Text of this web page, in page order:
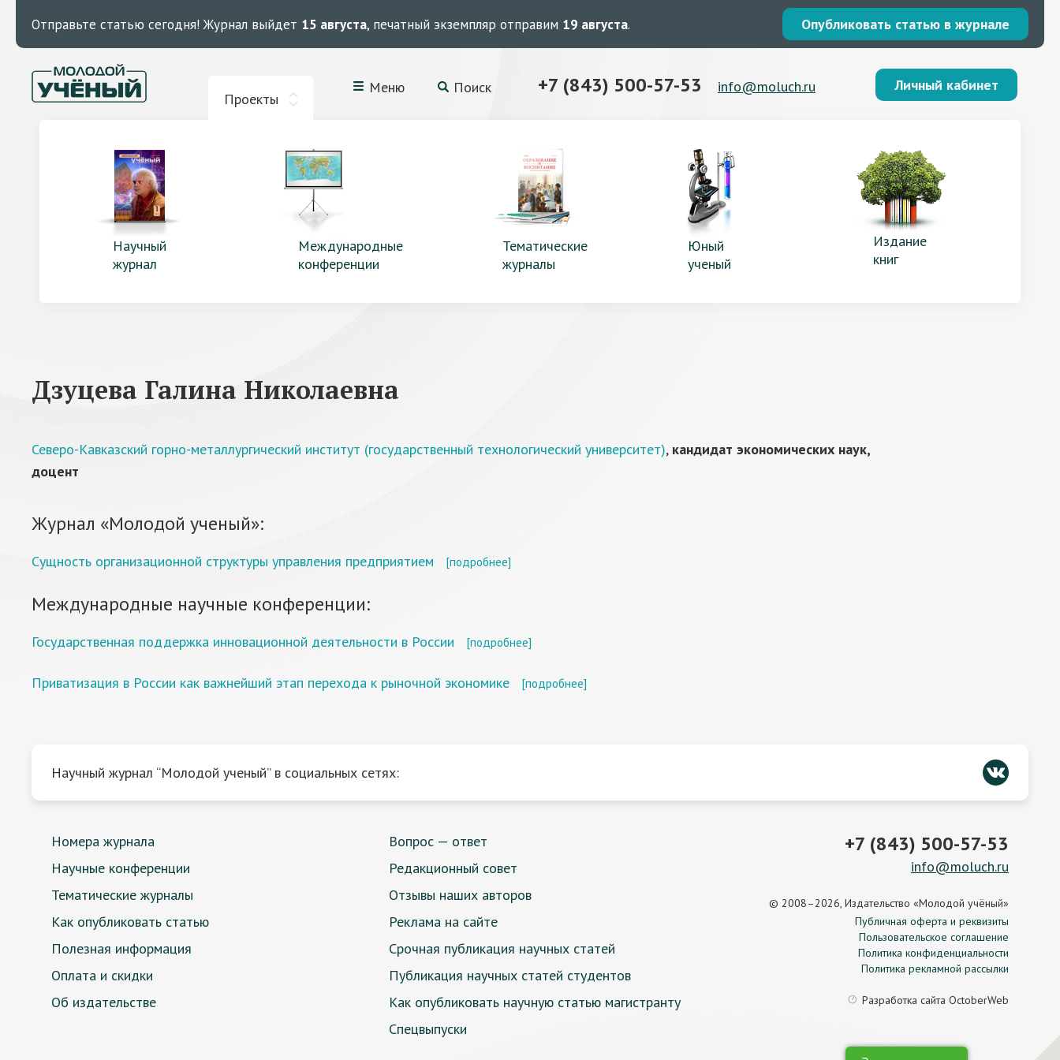
Отправьте статью сегодня! Журнал выйдет 15 августа, печатный экземпляр отправим 19 августа. Опубликовать статью в журнале
Проекты
Меню Поиск +7 (843) 500-57-53 info@moluch.ru Личный кабинет
Научный
журнал
Международные
конференции
Тематические
журналы
Юный
ученый
Издание
книг
Дзуцева Галина Николаевна
Северо-Кавказский горно-металлургический институт (государственный технологический университет), кандидат экономических наук,
доцент
Журнал «Молодой ученый»:
Сущность организационной структуры управления предприятием [подробнее]
Международные научные конференции:
Государственная поддержка инновационной деятельности в России [подробнее]
Приватизация в России как важнейший этап перехода к рыночной экономике [подробнее]
Научный журнал “Молодой ученый” в социальных сетях:
Номера журнала
Научные конференции
Тематические журналы
Как опубликовать статью
Полезная информация
Оплата и скидки
Об издательстве
Вопрос — ответ
Редакционный совет
Отзывы наших авторов
Реклама на сайте
Срочная публикация научных статей
Публикация научных статей студентов
Как опубликовать научную статью магистранту
Спецвыпуски
+7 (843) 500-57-53
info@moluch.ru
© 2008–2026, Издательство «Молодой учёный»
Публичная оферта и реквизиты
Пользовательское соглашение
Политика конфиденциальности
Политика рекламной рассылки
Разработка сайта OctoberWeb